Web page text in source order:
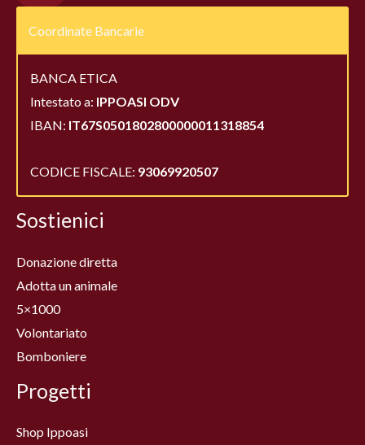
Coordinate Bancarie
BANCA ETICA
Intestato a: IPPOASI ODV
IBAN: IT67S0501802800000011318854
CODICE FISCALE: 93069920507
Sostienici
Donazione diretta
Adotta un animale
5×1000
Volontariato
Bomboniere
Progetti
Shop Ippoasi